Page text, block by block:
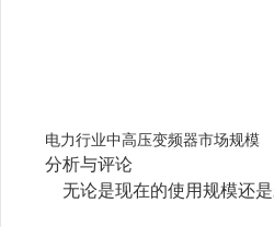
电力行业中高压变频器市场规模
分析与评论
无论是现在的使用规模还